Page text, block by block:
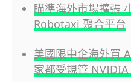
瞄準海外市場擴張
Robotaxi 聚合平台
美國限中企海外買
家都受規管